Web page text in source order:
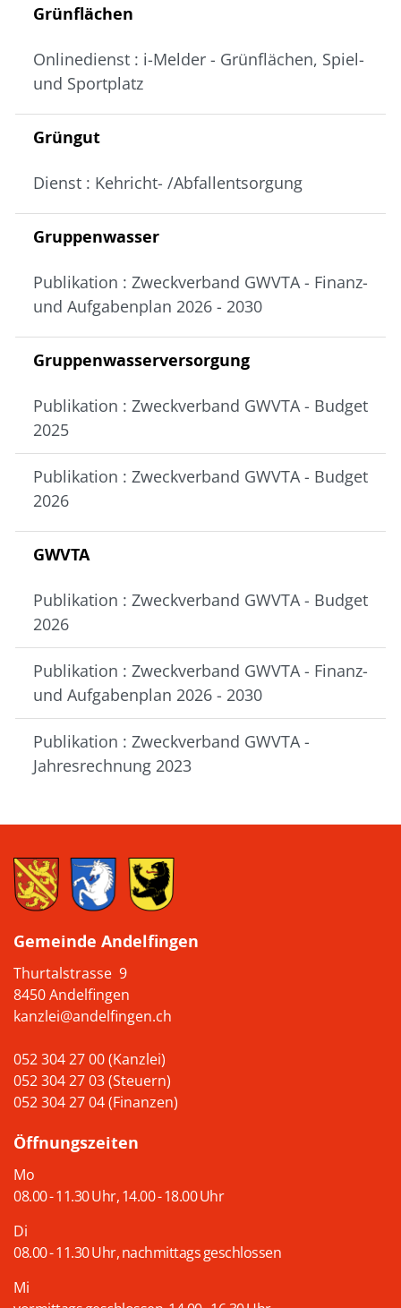
Grünflächen
Onlinedienst : i-Melder - Grünflächen, Spiel-
und Sportplatz
Grüngut
Dienst : Kehricht- /Abfallentsorgung
Gruppenwasser
Publikation : Zweckverband GWVTA - Finanz-
und Aufgabenplan 2026 - 2030
Gruppenwasserversorgung
Publikation : Zweckverband GWVTA - Budget
2025
Publikation : Zweckverband GWVTA - Budget
2026
GWVTA
Publikation : Zweckverband GWVTA - Budget
2026
Publikation : Zweckverband GWVTA - Finanz-
und Aufgabenplan 2026 - 2030
Publikation : Zweckverband GWVTA -
Jahresrechnung 2023
Gemeinde Andelfingen
Thurtalstrasse 9
8450 Andelfingen
kanzlei@andelfingen.ch
052 304 27 00 (Kanzlei)
052 304 27 03 (Steuern)
052 304 27 04 (Finanzen)
Öffnungszeiten
Mo
08.00 - 11.30 Uhr, 14.00 - 18.00 Uhr
Di
08.00 - 11.30 Uhr, nachmittags geschlossen
Mi